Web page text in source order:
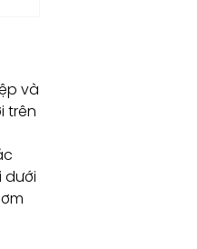
và
trên
dưới